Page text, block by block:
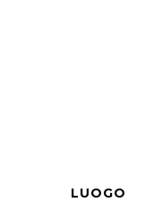
LUOGO